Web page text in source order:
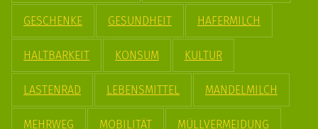
GESCHENKE GESUNDHEIT HAFERMILCH
HALTBARKEIT KONSUM KULTUR
LASTENRAD LEBENSMITTEL MANDELMILCH
MEHRWEG MOBILITÄT MÜLLVERMEIDUNG